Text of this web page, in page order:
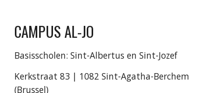
CAMPUS AL-JO
Basisscholen: Sint-Albertus en Sint-Jozef
Kerkstraat 83 | 1082 Sint-Agatha-Berchem
(Brussel)